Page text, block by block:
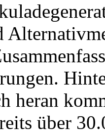
heran
über